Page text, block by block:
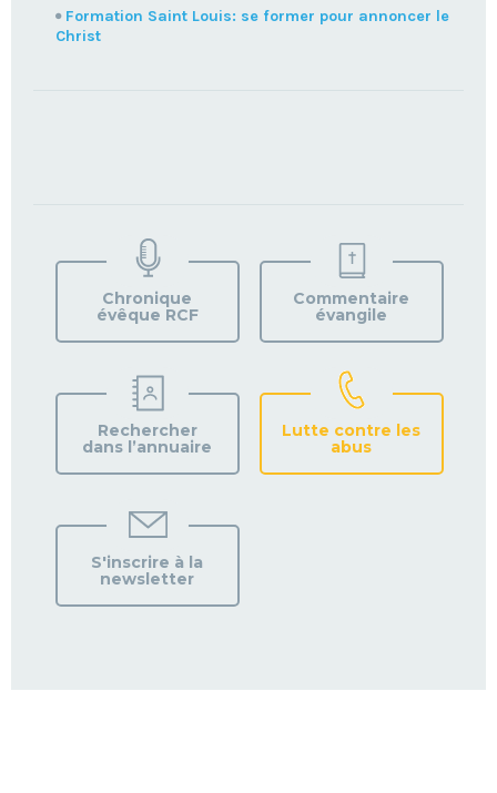
Formation Saint Louis: se former pour annoncer le
Christ
VOTRE
PAROISSE
Chronique
évêque RCF
Commentaire
évangile
Rechercher
dans l’annuaire
Lutte contre les
abus
S'inscrire à la
newsletter